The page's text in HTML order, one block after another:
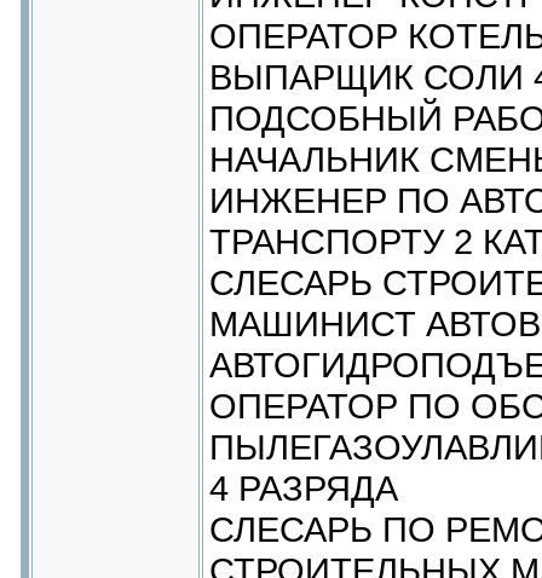
ОПЕРАТОР
ВЫПАРЩИК СОЛИ
ПОДСОБНЫЙ
НАЧАЛЬНИК
ИНЖЕНЕР ПО
ТРАНСПОРТУ 2
СЛЕСАРЬ
МАШИНИСТ
ОПЕРАТОР ПО
4 РАЗРЯДА
СЛЕСАРЬ ПО